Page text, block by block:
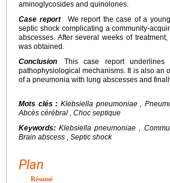
aminoglycosides and quinolones.
Case reportWe report the case of a young
septic shock complicating a community-
abscesses. After several weeks of
was obtained.
Conclusion This case report
pathophysiological mechanisms. It is also
of a pneumonia with lung abscesses and
Mots clés : Klebsiella pneumoniae ,
Abcès cérébral , Choc septique
Keywords:Klebsiella pneumoniae ,
Brain abscess , Septic shock
Plan
Résumé